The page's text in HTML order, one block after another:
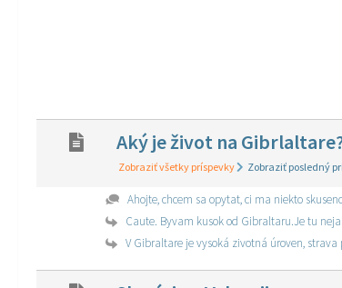
Aký je život na
Zobraziť všetky príspevky Zobraziť posledný
Ahojte, chcem sa opytat, ci ma niekto
Caute. Byvam kusok od Gibraltaru.Je tu
V Gibraltare je vysoká zivotná úroven,